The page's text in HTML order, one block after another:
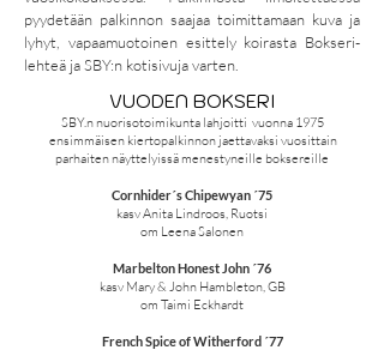
pyydetään palkinnon saajaa toimittamaan kuva ja
lyhyt, vapaamuotoinen esittely koirasta Bokseri-
lehteä ja SBY:n kotisivuja varten.
VUODEN BOKSERI
SBY.n nuorisotoimikunta lahjoitti vuonna 1975
ensimmäisen kiertopalkinnon jaettavaksi vuosittain
parhaiten näyttelyissä menestyneille boksereille
Cornhider´s Chipewyan ´75
kasv Anita Lindroos, Ruotsi
om Leena Salonen
Marbelton Honest John ´76
kasv Mary & John Hambleton, GB
om Taimi Eckhardt
French Spice of Witherford ´77